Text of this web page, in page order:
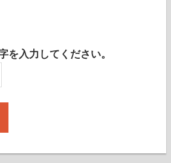
を入力してください。